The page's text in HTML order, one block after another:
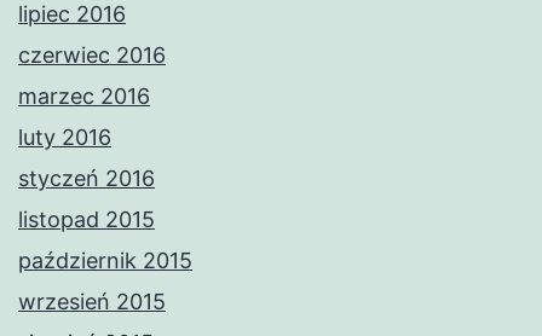
lipiec 2016
czerwiec 2016
marzec 2016
luty 2016
styczeń 2016
listopad 2015
październik 2015
wrzesień 2015